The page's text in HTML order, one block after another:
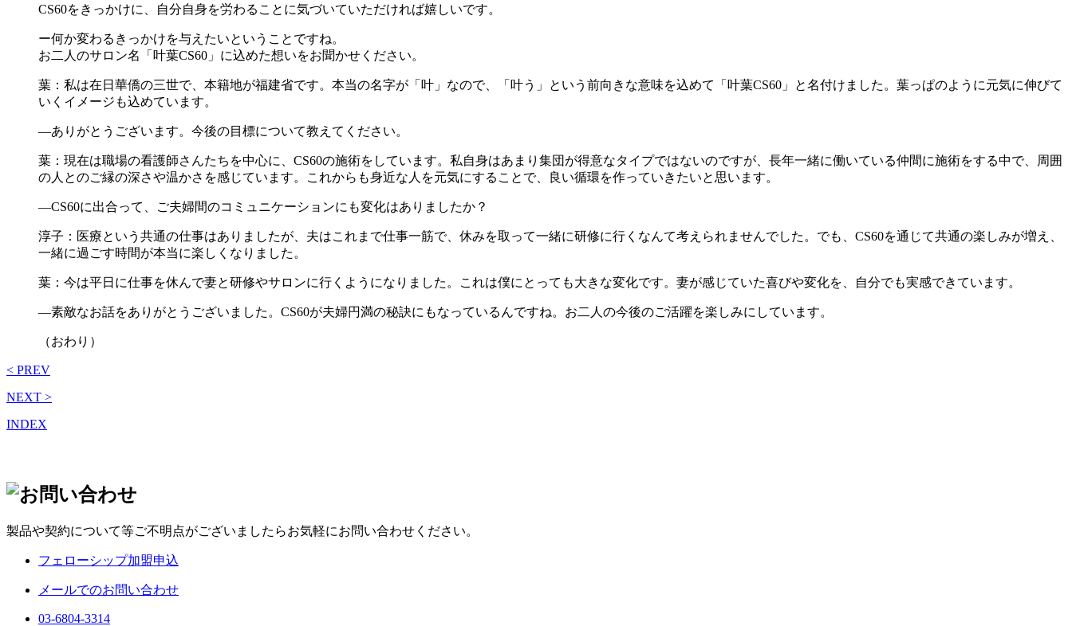
CS60をきっかけに、自分自身を労わることに気づいていただければ嬉しいです。
ー何か変わるきっかけを与えたいということですね。
お二人のサロン名「叶葉CS60」に込めた想いをお聞かせください。
葉：私は在日華僑の三世で、本籍地が福建省です。本当の名字が「叶」なので、「叶う」という前向きな意味を込めて「叶葉CS60」と名付けました。葉っぱのように元気に伸びて
いくイメージも込めています。
―ありがとうございます。今後の目標について教えてください。
葉：現在は職場の看護師さんたちを中心に、CS60の施術をしています。私自身はあまり集団が得意なタイプではないのですが、長年一緒に働いている仲間に施術をする中で、周囲
の人とのご縁の深さや温かさを感じています。これからも身近な人を元気にすることで、良い循環を作っていきたいと思います。
―CS60に出合って、ご夫婦間のコミュニケーションにも変化はありましたか？
淳子：医療という共通の仕事はありましたが、夫はこれまで仕事一筋で、休みを取って一緒に研修に行くなんて考えられませんでした。でも、CS60を通じて共通の楽しみが増え、
一緒に過ごす時間が本当に楽しくなりました。
葉：今は平日に仕事を休んで妻と研修やサロンに行くようになりました。これは僕にとっても大きな変化です。妻が感じていた喜びや変化を、自分でも実感できています。
―素敵なお話をありがとうございました。CS60が夫婦円満の秘訣にもなっているんですね。お二人の今後のご活躍を楽しみにしています。
（おわり）
< PREV
NEXT >
INDEX
製品や契約について等ご不明点がございましたらお気軽にお問い合わせください。
フェローシップ加盟申込
メールでのお問い合わせ
03-6804-3314